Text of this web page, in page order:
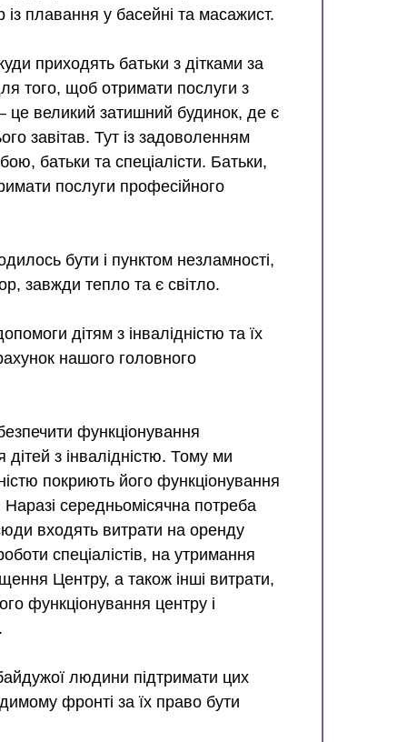
плавання у басейні та масажист.
приходять батьки з дітками за
того, щоб отримати послуги з
це великий затишний будинок, де є
завітав. Тут із задоволенням
батьки та спеціалісти. Батьки,
послуги професійного
бути і пунктом незламності,
завжди тепло та є світло.
дітям з інвалідністю та їх
нашого головного
функціонування
з інвалідністю. Тому ми
покриють його функціонування
середньомісячна потреба
входять витрати на оренду
спеціалістів, на утримання
Центру, а також інші витрати,
функціонування центру і
людини підтримати цих
фронті за їх право бути